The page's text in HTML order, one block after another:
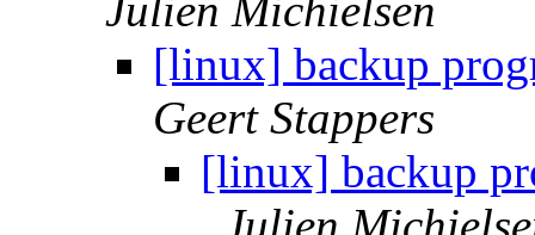
Julien Michielsen
[linux] backup
Geert Stappers
[linux] backup